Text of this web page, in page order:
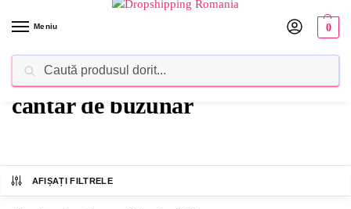
Meniu 0
Dropshipping Romania⚡ Furnizorul tău de produse
cantar de buzunar
AFIȘAȚI FILTRELE